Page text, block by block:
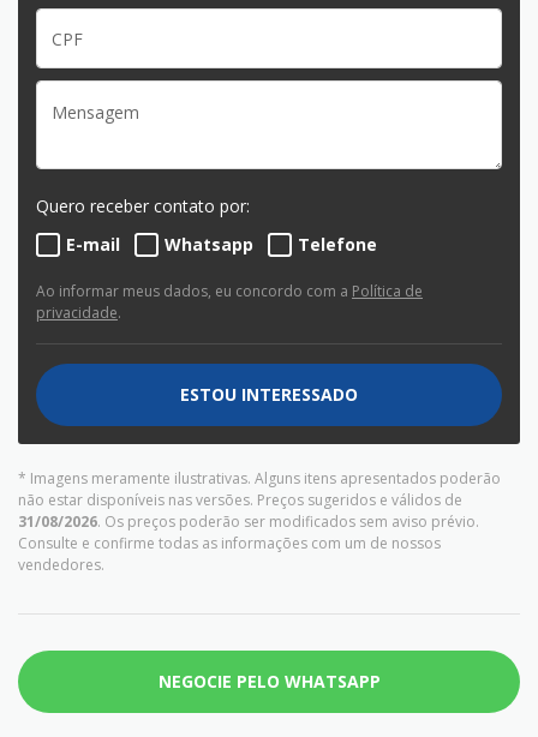
Quero receber contato por:
E-mail
Whatsapp Telefone
Ao informar meus dados, eu concordo com a Política de
privacidade.
ESTOU INTERESSADO
* Imagens meramente ilustrativas. Alguns itens apresentados poderão
não estar disponíveis nas versões. Preços sugeridos e válidos de
31/08/2026. Os preços poderão ser modificados sem aviso prévio.
Consulte e confirme todas as informações com um de nossos
vendedores.
NEGOCIE PELO WHATSAPP